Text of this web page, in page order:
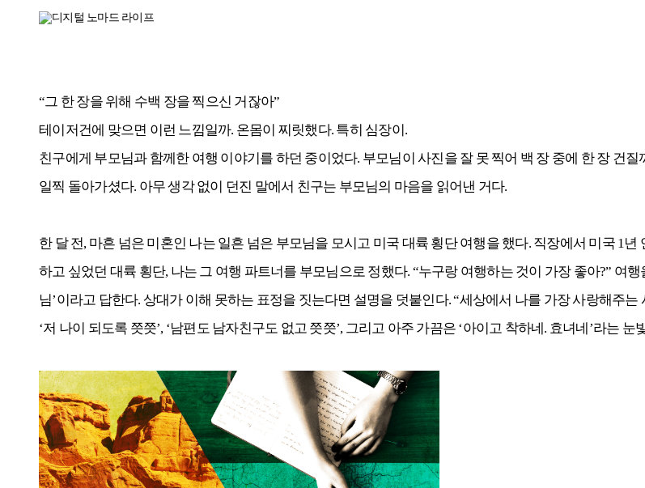
“그 한 장을 위해 수백 장을 찍으신 거잖아”
테이저건에 맞으면 이런 느낌일까. 온몸이 찌릿했다. 특히 심장이.
친구에게 부모님과 함께한 여행 이야기를 하던 중이었다. 부모님이 사진을 잘 못 찍어 백 장 중에 한 장 건
일찍 돌아가셨다. 아무 생각 없이 던진 말에서 친구는 부모님의 마음을 읽어낸 거다.
한 달 전, 마흔 넘은 미혼인 나는 일흔 넘은 부모님을 모시고 미국 대륙 횡단 여행을 했다. 직장에서 미국 1
하고 싶었던 대륙 횡단, 나는 그 여행 파트너를 부모님으로 정했다. “누구랑 여행하는 것이 가장 좋아?” 여
님’이라고 답한다. 상대가 이해 못하는 표정을 짓는다면 설명을 덧붙인다. “세상에서 나를 가장 사랑해주
‘저 나이 되도록 쯧쯧’, ‘남편도 남자친구도 없고 쯧쯧’, 그리고 아주 가끔은 ‘아이고 착하네. 효녀네’라는 눈